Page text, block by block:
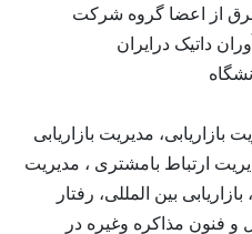
از اعضا گروه شرکت
داتیک درایران
مدیریت بازاریابی
ارتباط بامشتری ، مدیریت
بین المللی، رفتار
فنون مذاکره وغیره در